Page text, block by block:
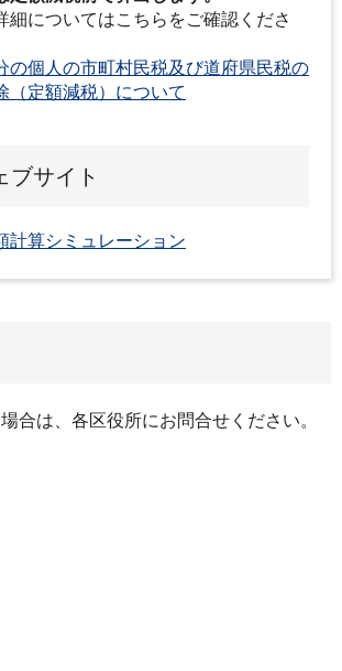
細についてはこちらをご確認くださ
の個人の市町村民税及び道府県民税の
（定額減税）について
ブサイト
算シミュレーション
合は、各区役所にお問合せください。